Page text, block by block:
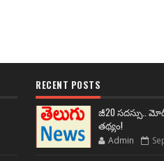
RECENT POSTS
జీ20 సదస్సు..
తథ్యం!
Admin